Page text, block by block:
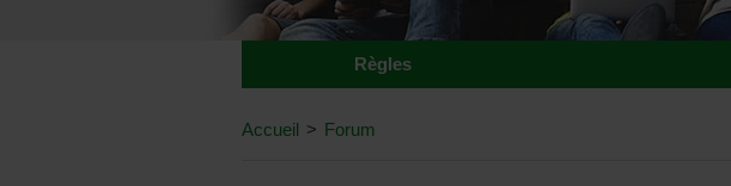
Règles
Accueil > Forum